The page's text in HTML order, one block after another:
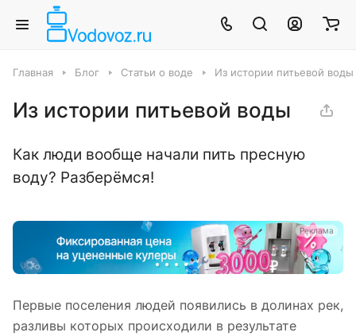
Главная Блог Статьи о воде Из истории питьевой воды
Из истории питьевой воды
Как люди вообще начали пить пресную
воду? Разберёмся!
Реклама
Первые поселения людей появились в долинах рек,
разливы которых происходили в результате